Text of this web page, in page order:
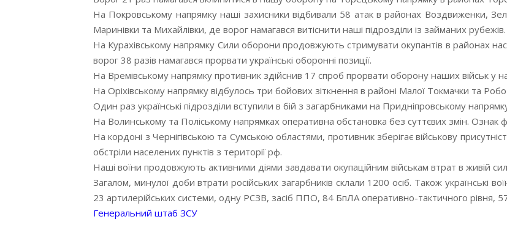
На Покровському напрямку наші захисники відбивали 58 атак в районах Воздвиженки,
Маринівки та Михайлівки, де ворог намагався витіснити наші підрозділи із займаних рубежів.
На Курахівському напрямку Сили оборони продовжують стримувати окупантів в районах
ворог 38 разів намагався прорвати українські оборонні позиції.
На Времівському напрямку противник здійснив 17 спроб прорвати оборону наших військ у
На Оріхівському напрямку відбулось три бойових зіткнення в районі Малої Токмачки та
Один раз українські підрозділи вступили в бій з загарбниками на Придніпровському
На Волинському та Поліському напрямках оперативна обстановка без суттєвих змін.
На кордоні з Чернігівською та Сумською областями, противник зберігає військову
обстріли населених пунктів з території рф.
Наші воїни продовжують активними діями завдавати окупаційним військам втрат в живій
Загалом, минулої доби втрати російських загарбників склали 1200 осіб. Також
23 артилерійських системи, одну РСЗВ, засіб ППО, 84 БпЛА оперативно-тактичного рівня, 57
Генеральний штаб ЗСУ